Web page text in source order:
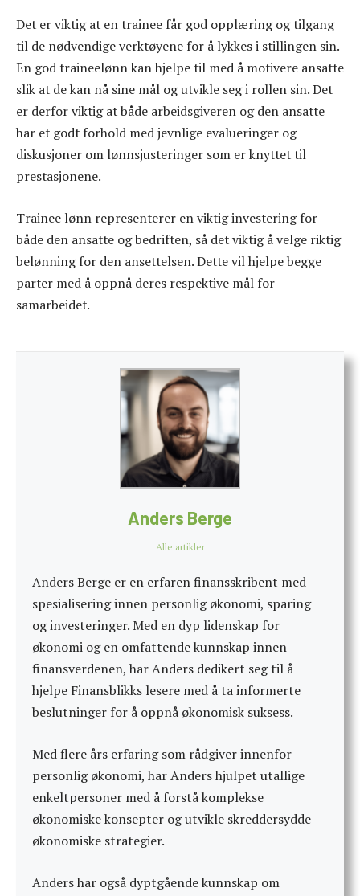
Det er viktig at en trainee får god opplæring og tilgang
til de nødvendige verktøyene for å lykkes i stillingen sin.
En god traineelønn kan hjelpe til med å motivere ansatte
slik at de kan nå sine mål og utvikle seg i rollen sin. Det
er derfor viktig at både arbeidsgiveren og den ansatte
har et godt forhold med jevnlige evalueringer og
diskusjoner om lønnsjusteringer som er knyttet til
prestasjonene.
Trainee lønn representerer en viktig investering for
både den ansatte og bedriften, så det viktig å velge riktig
belønning for den ansettelsen. Dette vil hjelpe begge
parter med å oppnå deres respektive mål for
samarbeidet.
Anders Berge
Alle artikler
Anders Berge er en erfaren finansskribent med
spesialisering innen personlig økonomi, sparing
og investeringer. Med en dyp lidenskap for
økonomi og en omfattende kunnskap innen
finansverdenen, har Anders dedikert seg til å
hjelpe Finansblikks lesere med å ta informerte
beslutninger for å oppnå økonomisk suksess.
Med flere års erfaring som rådgiver innenfor
personlig økonomi, har Anders hjulpet utallige
enkeltpersoner med å forstå komplekse
økonomiske konsepter og utvikle skreddersydde
økonomiske strategier.
Anders har også dyptgående kunnskap om